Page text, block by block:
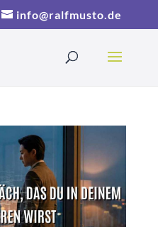
info@ralfmusto.de